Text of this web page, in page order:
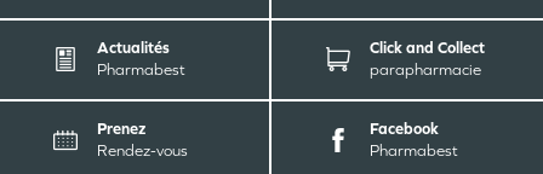
Actualités
Pharmabest
Click and Collect
parapharmacie
Prenez
Rendez-vous
Facebook
Pharmabest